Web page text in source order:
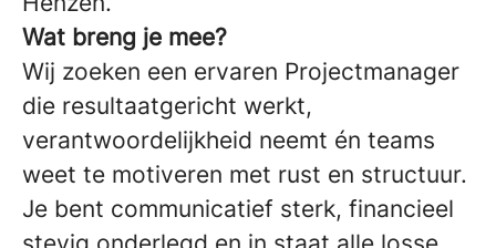
Wat breng je mee?
Wij zoeken een ervaren Projectmanager
die resultaatgericht werkt,
verantwoordelijkheid neemt én teams
weet te motiveren met rust en structuur.
Je bent communicatief sterk, financieel